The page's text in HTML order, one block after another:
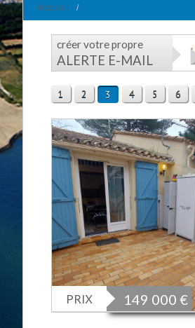
Accueil
créer votre propre
ALERTE E-MAIL
1 2 3 4 5 6
PRIX 149 000 €